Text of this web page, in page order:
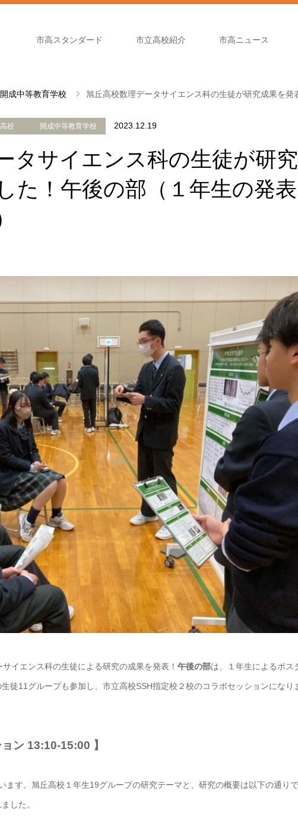
市高スタンダード 市立高校紹介 市高ニュース
開成中等教育学校 旭丘高校数理データサイエンス科の生徒が研究成果を
校 開成中等教育学校 2023.12.19
タサイエンス科の生徒が研究
た！午後の部（１年生の発
イエンス科の生徒による研究の成果を発表！ 午後の部は、１年生によるポス
徒11グループも参加し、市立高校SSH指定校２校のコラボセッションになり
ョン 13:10-15:00 】
ます。旭丘高校１年生19グループの研究テーマと、研究の概要は以下の通りで
した。